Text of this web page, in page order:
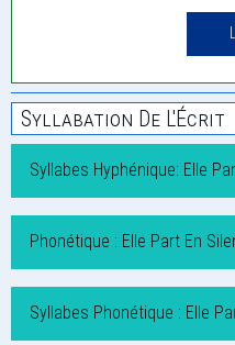
Syllabation De L'Écrit
Syllabes Hyphénique: Elle
Phonétique : Elle Part En
Syllabes Phonétique : Elle